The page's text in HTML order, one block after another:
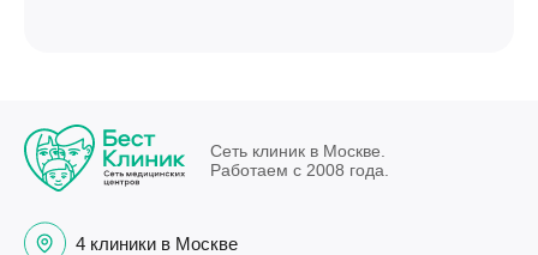
Сеть клиник в Москве.
Работаем с 2008 года.
4 клиники в Москве